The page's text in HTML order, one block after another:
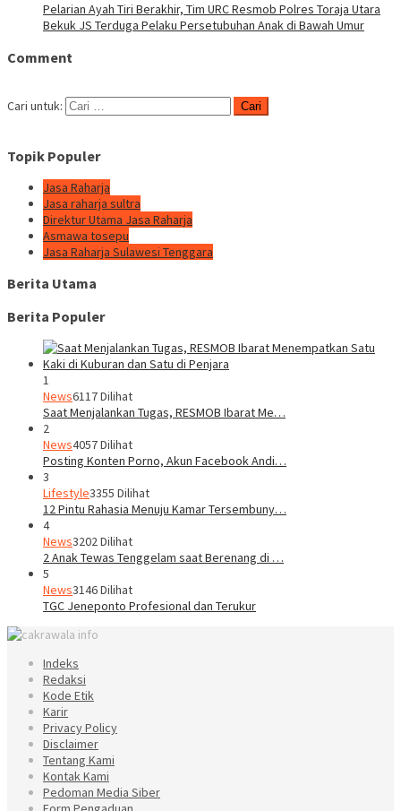
Pelarian Ayah Tiri Berakhir, Tim URC Resmob Polres Toraja Utara
Bekuk JS Terduga Pelaku Persetubuhan Anak di Bawah Umur
Comment
Cari untuk:
Topik Populer
Jasa Raharja
Jasa raharja sultra
Direktur Utama Jasa Raharja
Asmawa tosepu
Jasa Raharja Sulawesi Tenggara
Berita Utama
Berita Populer
1
News6117 Dilihat
Saat Menjalankan Tugas, RESMOB Ibarat Me…
2
News4057 Dilihat
Posting Konten Porno, Akun Facebook Andi…
3
Lifestyle3355 Dilihat
12 Pintu Rahasia Menuju Kamar Tersembuny…
4
News3202 Dilihat
2 Anak Tewas Tenggelam saat Berenang di …
5
News3146 Dilihat
TGC Jeneponto Profesional dan Terukur
Indeks
Redaksi
Kode Etik
Karir
Privacy Policy
Disclaimer
Tentang Kami
Kontak Kami
Pedoman Media Siber